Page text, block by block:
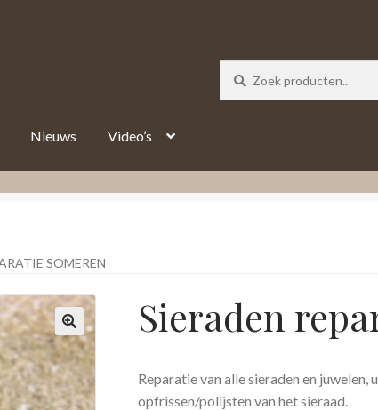
Nieuws Video’s
SOMEREN
Sieraden
Reparatie van alle sieraden en
opfrissen/polijsten van het sieraad.